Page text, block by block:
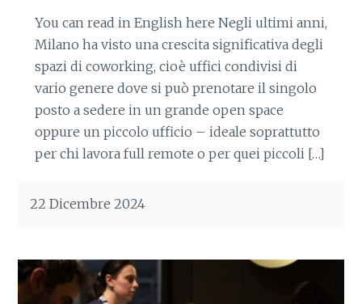
You can read in English here Negli ultimi anni,
Milano ha visto una crescita significativa degli
spazi di coworking, cioè uffici condivisi di
vario genere dove si può prenotare il singolo
posto a sedere in un grande open space
oppure un piccolo ufficio – ideale soprattutto
per chi lavora full remote o per quei piccoli […]
22 Dicembre 2024